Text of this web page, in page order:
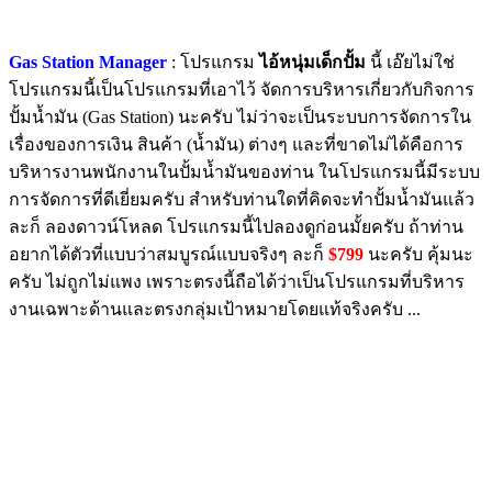
Gas Station Manager : โปรแกรม ไอ้หนุ่มเด็กปั้ม นี้ เอ๊ยไม่ใช่
โปรแกรมนี้เป็นโปรแกรมที่เอาไว้ จัดการบริหารเกี่ยวกับกิจการ
ปั้มน้ำมัน (Gas Station) นะครับ ไม่ว่าจะเป็นระบบการจัดการใน
เรื่องของการเงิน สินค้า (น้ำมัน) ต่างๆ และที่ขาดไม่ได้คือการ
บริหารงานพนักงานในปั้มน้ำมันของท่าน ในโปรแกรมนี้มีระบบ
การจัดการที่ดีเยี่ยมครับ สำหรับท่านใดที่คิดจะทำปั้มน้ำมันแล้ว
ละก็ ลองดาวน์โหลด โปรแกรมนี้ไปลองดูก่อนมั้ยครับ ถ้าท่าน
อยากได้ตัวที่แบบว่าสมบูรณ์แบบจริงๆ ละก็ $799 นะครับ คุ้มนะ
ครับ ไม่ถูกไม่แพง เพราะตรงนี้ถือได้ว่าเป็นโปรแกรมที่บริหาร
งานเฉพาะด้านและตรงกลุ่มเป้าหมายโดยแท้จริงครับ ...